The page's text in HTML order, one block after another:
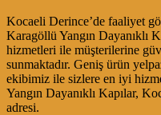
Kocaeli Derince’de faaliyet
Karagöllü Yangın Dayanıklı
hizmetleri ile müşterilerine
sunmaktadır. Geniş ürün
ekibimiz ile sizlere en iyi
Yangın Dayanıklı Kapılar,
adresi.